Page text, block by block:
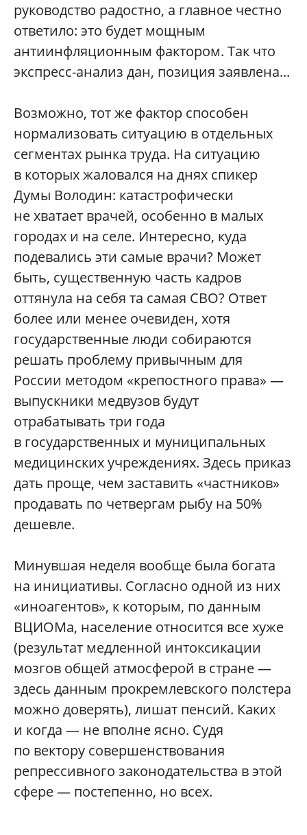
руководство радостно, а главное честно
ответило: это будет мощным
антиинфляционным фактором. Так что
экспресс-­анализ дан, позиция заявлена...
Возможно, тот же фактор способен
нормализовать ситуацию в отдельных
сегментах рынка труда. На ситуацию
в которых жаловался на днях спикер
Думы Володин: катастрофически
не хватает врачей, особенно в малых
городах и на селе. Интересно, куда
подевались эти самые врачи? Может
быть, существенную часть кадров
оттянула на себя та самая СВО? Ответ
более или менее очевиден, хотя
государственные люди собираются
решать проблему привычным для
России методом «крепостного права» —
выпускники медвузов будут
отрабатывать три года
в государственных и муниципальных
медицинских учреждениях. Здесь приказ
дать проще, чем заставить «частников»
продавать по четвергам рыбу на 50%
дешевле.
Минувшая неделя вообще была богата
на инициативы. Согласно одной из них
«иноагентов», к которым, по данным
ВЦИОМа, население относится все хуже
(результат медленной интоксикации
мозгов общей атмосферой в стране —
здесь данным прокремлевского полстера
можно доверять), лишат пенсий. Каких
и когда — не вполне ясно. Судя
по вектору совершенствования
репрессивного законодательства в этой
сфере — постепенно, но всех.